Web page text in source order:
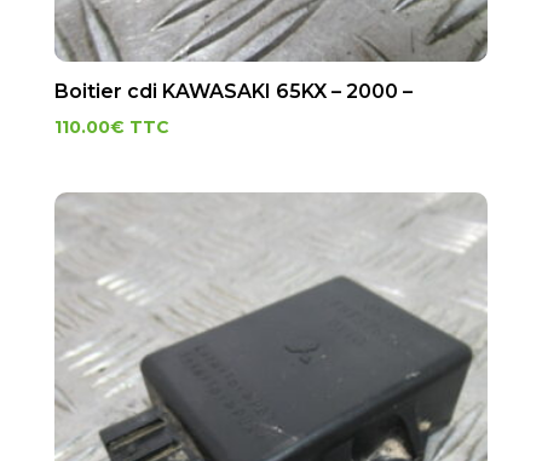
Boitier cdi KAWASAKI 65KX – 2000 –
110.00€ TTC